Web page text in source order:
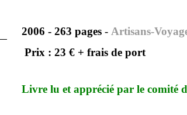
2006 - 263 pages- Artisans-
Prix : 23 € + frais de port
Livre lu et apprécié par le comité